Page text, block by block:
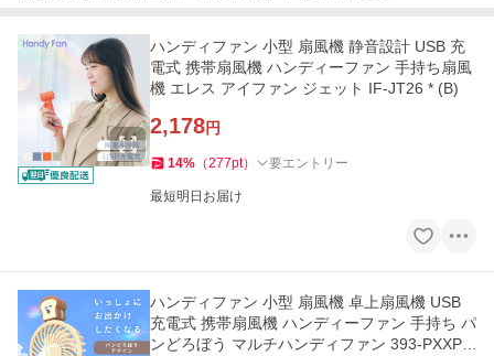
ハンディファン 小型 扇風機 静音設計 USB 充
電式 携帯扇風機 ハンディーファン 手持ち扇風
機 エレス アイファン ジェット IF-JT26 * (B)
2,178円
14% （277pt） 要エントリー
最短明日お届け
ハンディファン 小型 扇風機 卓上扇風機 USB
充電式 携帯扇風機 ハンディーファン 手持ち パ
ンどろぼう マルチハンディファン 393-PXXP0